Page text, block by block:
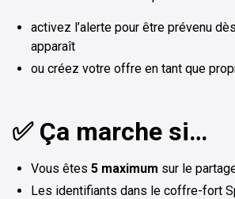
activez l’alerte pour être prévenu
apparaît
ou créez votre offre en tant que
✅ Ça marche si…
Vous êtes 5 maximum sur le
Les identifiants dans le coffre-fort